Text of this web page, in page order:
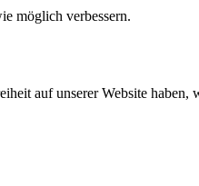
möglich verbessern.
auf unserer Website haben,